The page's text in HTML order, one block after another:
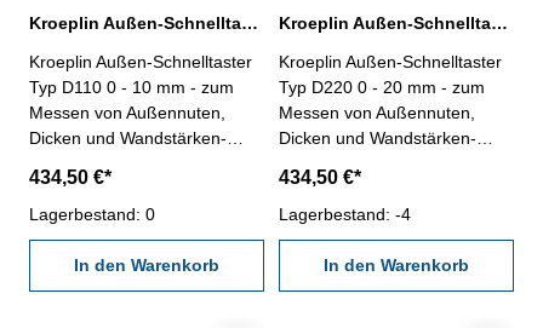
Kroeplin Außen-Schnelltaster D110 0 - 10 mm Messbereich analog
Kroeplin Außen-Schnelltaster
Typ D110 0 - 10 mm - zum
Messen von Außennuten,
Dicken und Wandstärken-
Messspanne 10 mm-
mechanisches / analoges
Außenmessgerät- leichte
Justage durch drehbares
Gehäuse- 1 fester- und 1
434,50 €*
Lagerbestand: 0
In den Warenkorb
Kroeplin Außen-Schnelltaster D220 0 - 20 mm Messbereich analog
Kroeplin Außen-Schnelltaster
Typ D220 0 - 20 mm - zum
Messen von Außennuten,
Dicken und Wandstärken-
Messspanne 20 mm-
mechanisches / analoges
Außenmessgerät- leichte
Justage durch drehbares
Gehäuse- 1 fester- und 1
434,50 €*
Lagerbestand: -4
In den Warenkorb